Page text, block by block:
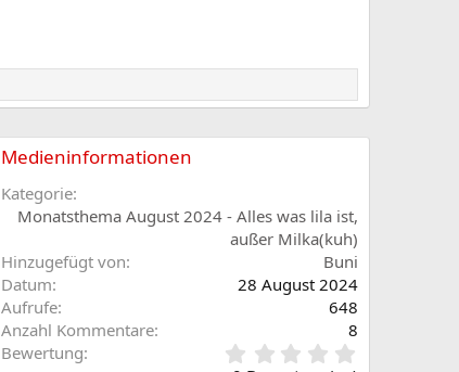
Medieninformationen
Kategorie
Monatsthema August 2024 - Alles was lila ist,
außer Milka(kuh)
Hinzugefügt von
Buni
Datum
28 August 2024
Aufrufe
648
Anzahl Kommentare
8
Bewertung